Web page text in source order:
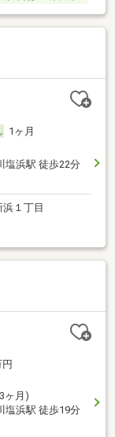
1ヶ月
塩浜駅 徒歩22分
１丁目
円
ヶ月)
塩浜駅 徒歩19分